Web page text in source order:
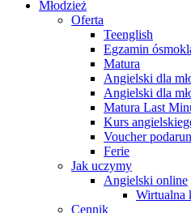
Młodzież
Oferta
Teenglish
Egzamin
Matura
Angielski dla
Angielski dla
Matura Last
Kurs
Voucher
Ferie
Jak uczymy
Angielski online
Wirtualna
Cennik